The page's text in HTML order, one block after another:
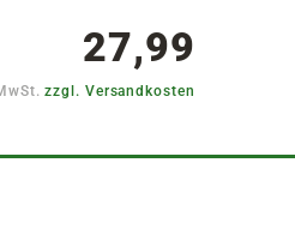
27,99
zzgl. Versandkosten